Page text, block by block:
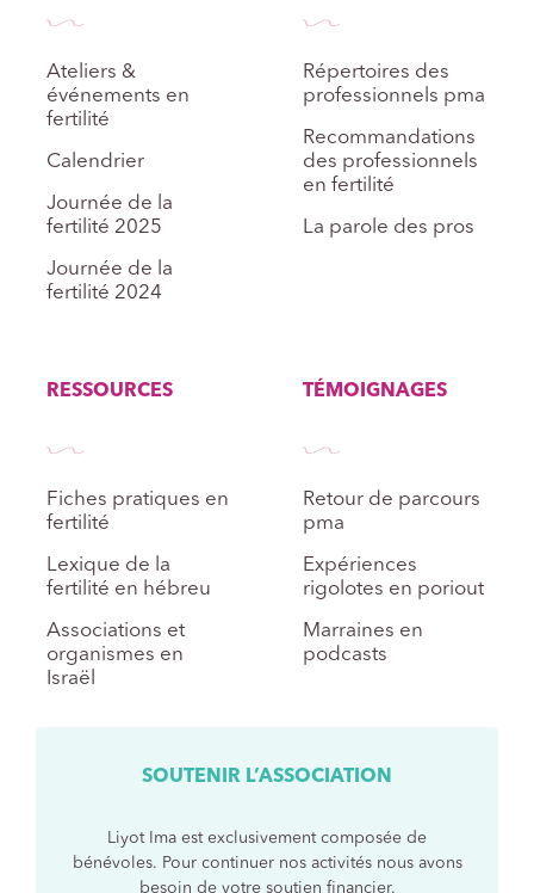
Ateliers &
événements en
fertilité
Calendrier
Journée de la
fertilité 2025
Journée de la
fertilité 2024
Répertoires des
professionnels pma
Recommandations
des professionnels
en fertilité
La parole des pros
RESSOURCES
Fiches pratiques en
fertilité
Lexique de la
fertilité en hébreu
Associations et
organismes en
Israël
TÉMOIGNAGES
Retour de parcours
pma
Expériences
rigolotes en poriout
Marraines en
podcasts
SOUTENIR L’ASSOCIATION
Liyot Ima est exclusivement composée de
bénévoles. Pour continuer nos activités nous avons
besoin de votre soutien financier.